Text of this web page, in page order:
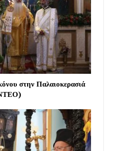
στην Παλαιοκερασιά